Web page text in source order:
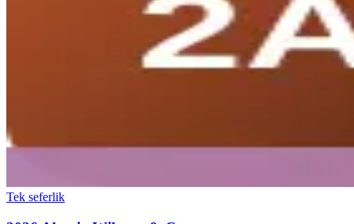
Tek seferlik